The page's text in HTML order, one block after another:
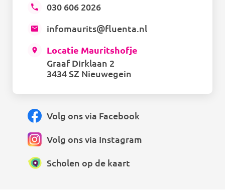
030 606 2026
infomaurits@fluenta.nl
Locatie Mauritshofje
Graaf Dirklaan 2
3434 SZ Nieuwegein
Volg ons via Facebook
Volg ons via Instagram
Scholen op de kaart